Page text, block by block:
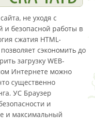
не уходя с
и безопасной работы в
сжатия HTML-
сэкономить до
загрузку WEB-
Интернете можно
существенно
УС Браузер
и
и максимальный